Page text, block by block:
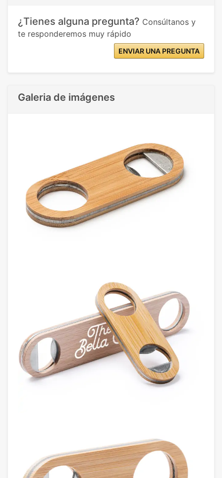
¿Tienes alguna pregunta? Consúltanos y
te responderemos muy rápido
ENVIAR UNA PREGUNTA
Galeria de imágenes